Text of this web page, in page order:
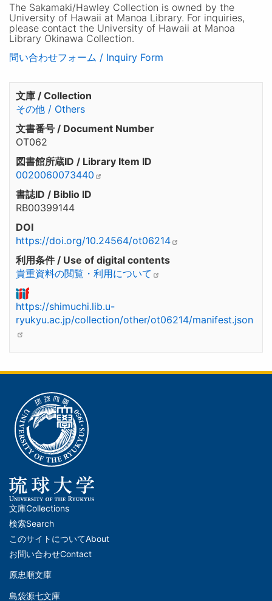
The Sakamaki/Hawley Collection is owned by the
University of Hawaii at Manoa Library. For inquiries,
please contact the University of Hawaii at Manoa
Library Okinawa Collection.
問い合わせフォーム / Inquiry Form
文庫 / Collection
その他 / Others
文書番号 / Document Number
OT062
図書館所蔵ID / Library Item ID
0020060073440
書誌ID / Biblio ID
RB00399144
DOI
https://doi.org/10.24564/ot06214
利用条件 / Use of digital contents
貴重資料の閲覧・利用について
https://shimuchi.lib.u-
ryukyu.ac.jp/collection/other/ot06214/manifest.json
メ
イ
ン
ナ
ビ
文庫Collections
検索Search
このサイトについてAbout
お問い合わせContact
文
原忠順文庫
島袋源七文庫